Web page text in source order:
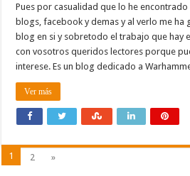
Pues por casualidad que lo he
blogs, facebook y demas y al verlo me ha
blog en si y sobretodo el trabajo que hay
con vosotros queridos lectores porque
interese. Es un blog dedicado a
Ver más
1 2 »